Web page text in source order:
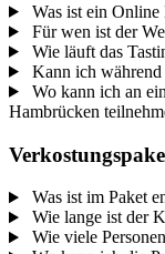
Was ist ein
Für wen ist der
Wie läuft das
Kann ich während
Wo kann ich an
Hambrücken
Was ist im Paket
Wie lange ist der
Wie viele